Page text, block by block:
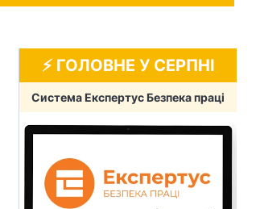
⚡️ ГОЛОВНЕ У СЕРПНІ
Система Експертус Безпека праці